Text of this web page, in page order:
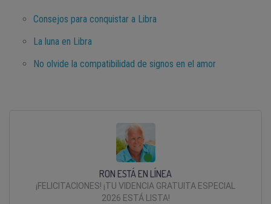
Consejos para conquistar a Libra
La luna en Libra
No olvide la compatibilidad de signos en el amor
RON ESTÁ EN LÍNEA
¡FELICITACIONES! ¡TU VIDENCIA GRATUITA ESPECIAL
2026 ESTÁ LISTA!